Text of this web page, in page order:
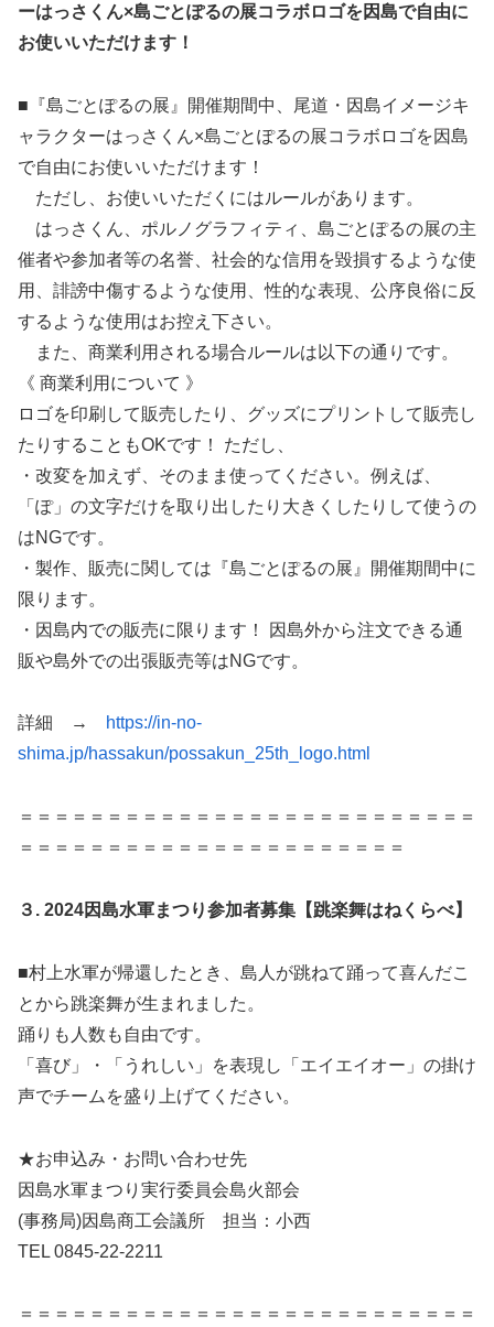
ーはっさくん×島ごとぽるの展コラボロゴを因島で自由に
お使いいただけます！
■『島ごとぽるの展』開催期間中、尾道・因島イメージキ
ャラクターはっさくん×島ごとぽるの展コラボロゴを因島
で自由にお使いいただけます！
ただし、お使いいただくにはルールがあります。
はっさくん、ポルノグラフィティ、島ごとぽるの展の主
催者や参加者等の名誉、社会的な信用を毀損するような使
用、誹謗中傷するような使用、性的な表現、公序良俗に反
するような使用はお控え下さい。
また、商業利用される場合ルールは以下の通りです。
《 商業利用について 》
ロゴを印刷して販売したり、グッズにプリントして販売し
たりすることもOKです！ ただし、
・改変を加えず、そのまま使ってください。例えば、
「ぽ」の文字だけを取り出したり大きくしたりして使うの
はNGです。
・製作、販売に関しては『島ごとぽるの展』開催期間中に
限ります。
・因島内での販売に限ります！ 因島外から注文できる通
販や島外での出張販売等はNGです。
詳細 →
https://in-no-
shima.jp/hassakun/possakun_25th_logo.html
＝＝＝＝＝＝＝＝＝＝＝＝＝＝＝＝＝＝＝＝＝＝＝＝＝＝
＝＝＝＝＝＝＝＝＝＝＝＝＝＝＝＝＝＝＝＝＝＝
３. 2024因島水軍まつり参加者募集【跳楽舞はねくらべ】
■村上水軍が帰還したとき、島人が跳ねて踊って喜んだこ
とから跳楽舞が生まれました。
踊りも人数も自由です。
「喜び」・「うれしい」を表現し「エイエイオー」の掛け
声でチームを盛り上げてください。
★お申込み・お問い合わせ先
因島水軍まつり実行委員会島火部会
(事務局)因島商工会議所 担当：小西
TEL 0845-22-2211
＝＝＝＝＝＝＝＝＝＝＝＝＝＝＝＝＝＝＝＝＝＝＝＝＝＝